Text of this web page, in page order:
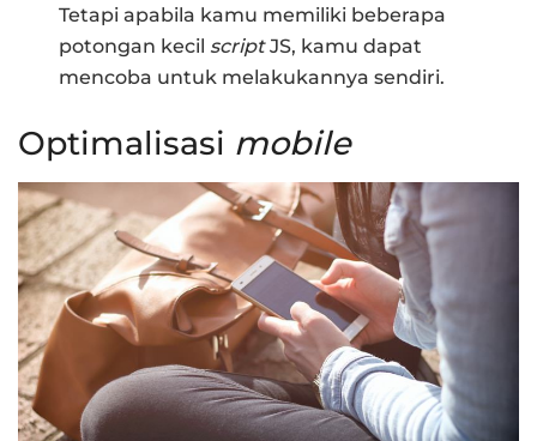
Tetapi apabila kamu memiliki beberapa
potongan kecil scriptJS, kamu dapat
mencoba untuk melakukannya sendiri.
Optimalisasi mobile